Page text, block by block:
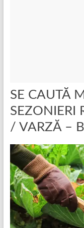
SE CAUTĂ
SEZONIERI
/ VARZĂ –